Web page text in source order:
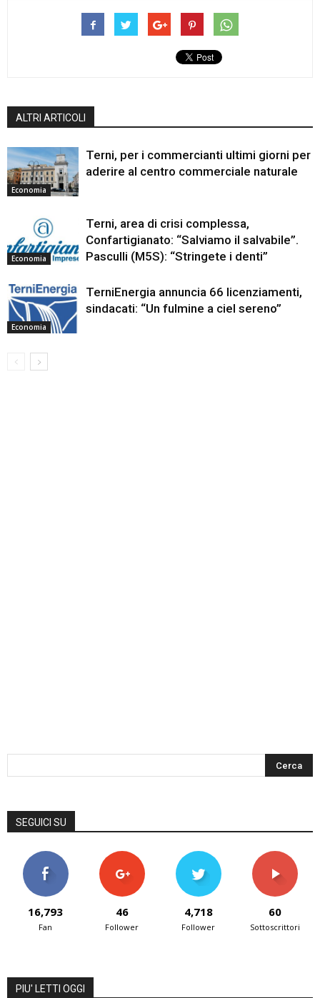
ALTRI ARTICOLI
Economia
Terni, per i commercianti ultimi giorni per
aderire al centro commerciale naturale
Economia
Terni, area di crisi complessa,
Confartigianato: “Salviamo il salvabile”.
Pasculli (M5S): “Stringete i denti”
Economia
TerniEnergia annuncia 66 licenziamenti,
sindacati: “Un fulmine a ciel sereno”
SEGUICI SU
16,793
Fan
46
Follower
4,718
Follower
60
Sottoscrittori
PIU' LETTI OGGI